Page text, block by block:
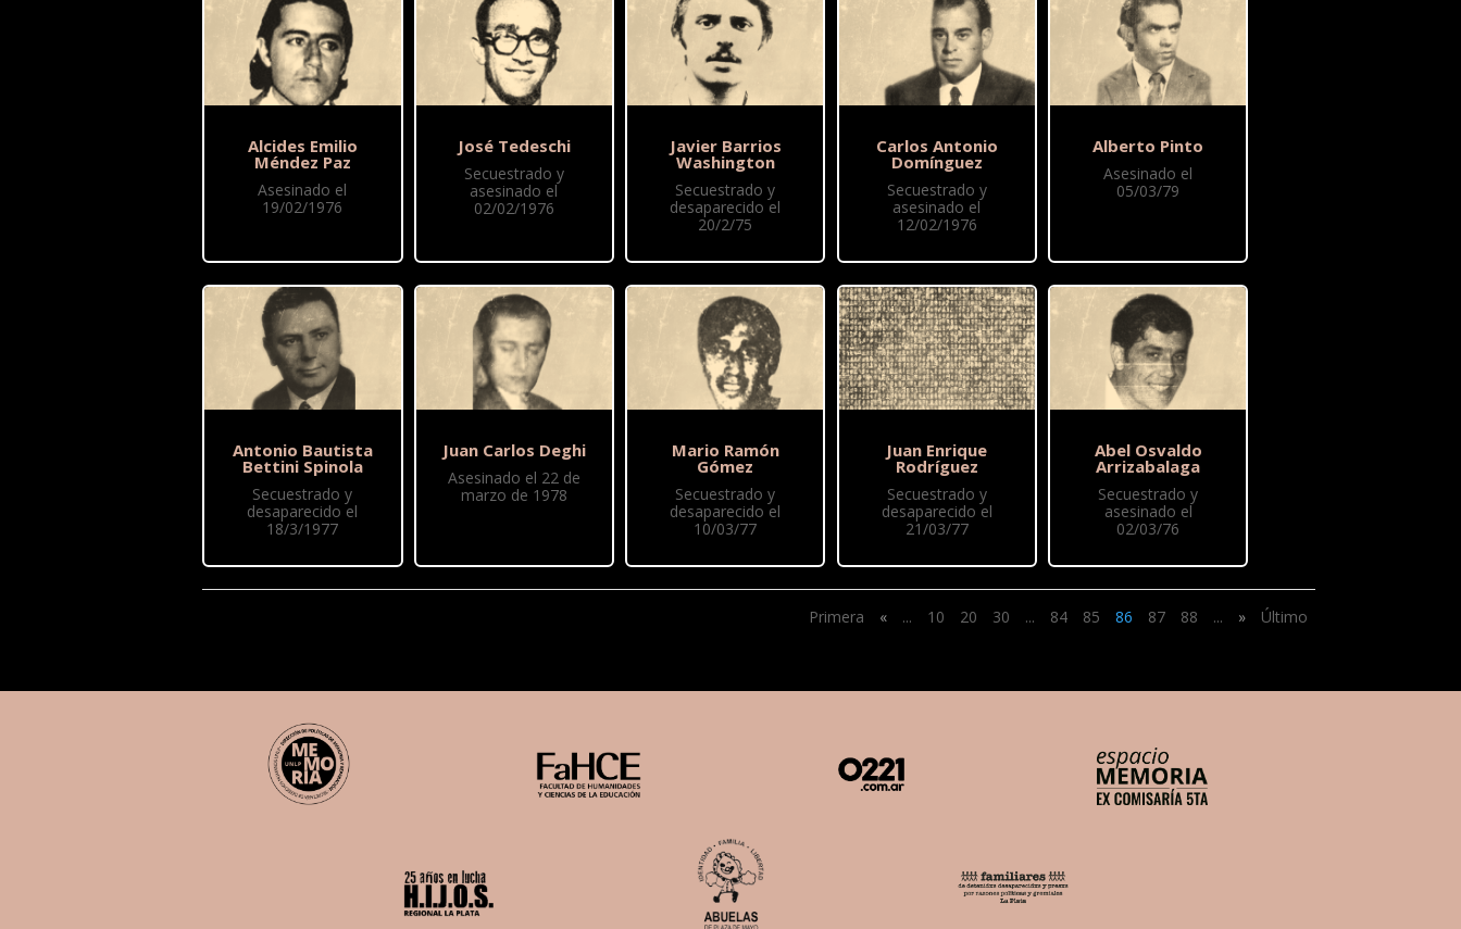
Alcides Emilio
Méndez Paz
Asesinado el
19/02/1976
Antonio Bautista
Bettini Spinola
Secuestrado y
desaparecido el
18/3/1977
José Tedeschi
Secuestrado y
asesinado el
02/02/1976
Juan Carlos Deghi
Asesinado el 22 de
marzo de 1978
Javier Barrios
Washington
Secuestrado y
desaparecido el
20/2/75
Mario Ramón
Gómez
Secuestrado y
desaparecido el
10/03/77
Carlos Antonio
Domínguez
Secuestrado y
asesinado el
12/02/1976
Juan Enrique
Rodríguez
Secuestrado y
desaparecido el
21/03/77
Alberto Pinto
Asesinado el
05/03/79
Abel Osvaldo
Arrizabalaga
Secuestrado y
asesinado el
02/03/76
Primera « ... 10 20 30 ... 84 85 86 87 88 ... » Último